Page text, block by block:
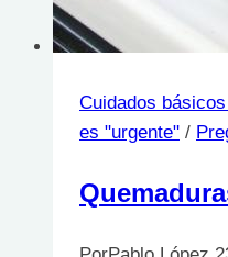
Cuidados
es "urgente" /